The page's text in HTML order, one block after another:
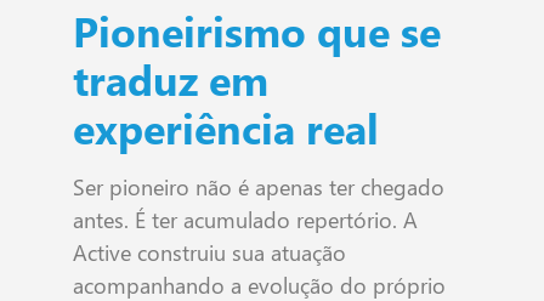
Pioneirismo que se
traduz em
experiência real
Ser pioneiro não é apenas ter chegado
antes. É ter acumulado repertório. A
Active construiu sua atuação
acompanhando a evolução do próprio